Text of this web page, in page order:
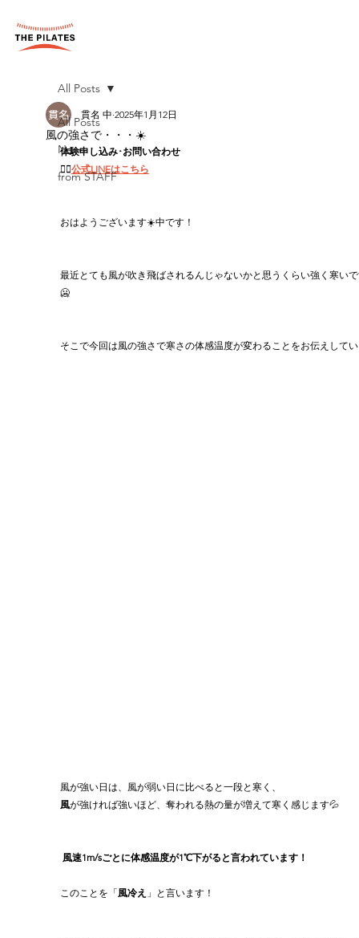
All Posts
News
from STAFF
All Posts
風の強さで・・・☀️
貫名 中 2025年1月12日
体験申し込み･お問い合わせ
👉🏻公式LINEはこちら
おはようございます☀️中です！
最近とても風が吹き飛ばされるんじゃないかと思うくらい強く寒い
🥶
そこで今回は風の強さで寒さの体感温度が変わることをお伝えして
風が強い日は、風が弱い日に比べると一段と寒く、
風が強ければ強いほど、奪われる熱の量が増えて寒く感じます💦
風速1m/sごとに体感温度が1℃下がると言われています！
このことを「風冷え 」と言います！